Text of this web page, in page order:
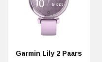
Garmin Lily 2 Paars